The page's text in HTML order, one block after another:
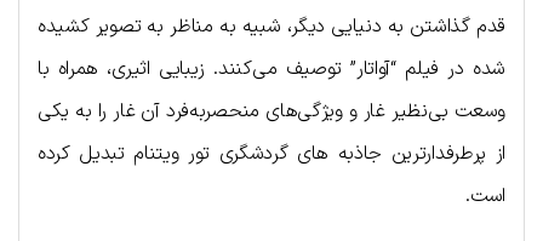
قدم گذاشتن به دنیایی دیگر، شبیه به مناظر به تصویر کشیده
شده در فیلم “آواتار” توصیف می‌کنند. زیبایی اثیری، همراه با
وسعت بی‌نظیر غار و ویژگی‌های منحصربه‌فرد آن غار را به یکی
از پرطرفدارترین جاذبه های گردشگری تور ویتنام تبدیل کرده
است.